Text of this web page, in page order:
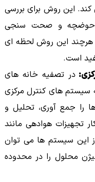
کند. این روش برای بررسی
حوضچه و صحت سنجی
هرچند این روش لحظه ای
است.
در تصفیه خانه های
سیستم های کنترل مرکزی
را جمع آوری، تحلیل و
تجهیزات هوادهی مانند
از این سیستم ها می توان
محلول را در محدوده